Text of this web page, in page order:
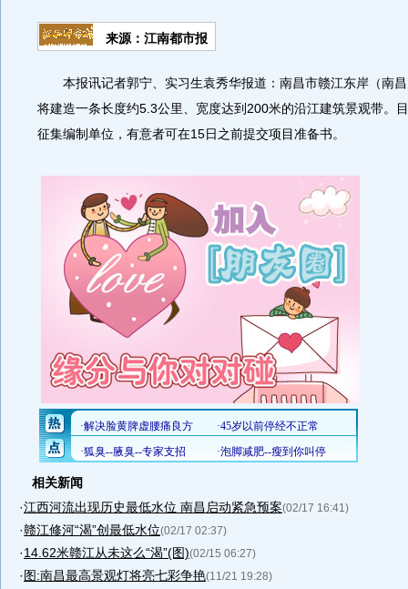
来源：江南都市报
本报讯记者郭宁、实习生袁秀华报道：南昌市赣江东岸（南昌
将建造一条长度约5.3公里、宽度达到200米的沿江建筑景观带。
征集编制单位，有意者可在15日之前提交项目准备书。
相关新闻
·江西河流出现历史最低水位 南昌启动紧急预案(02/17 16:41)
·赣江修河“渴”创最低水位(02/17 02:37)
·14.62米赣江从未这么“渴”(图)(02/15 06:27)
·图:南昌最高景观灯将亮七彩争艳(11/21 19:28)